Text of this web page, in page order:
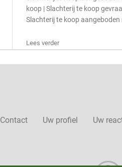
koop | Slachterij te koop
Slachterij te koop aangeboden
Lees verder
Contact Uw profiel Uw